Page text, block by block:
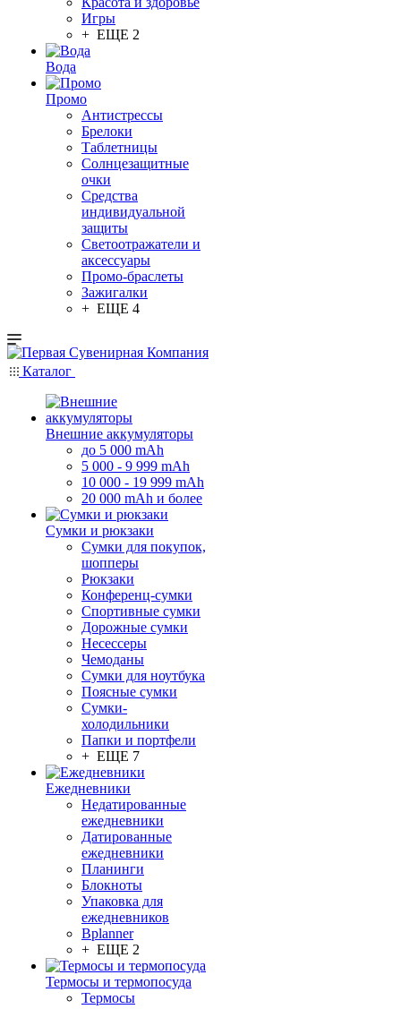
Игры
+ ЕЩЕ 2
Вода
Промо
Антистрессы
Брелоки
Таблетницы
Солнцезащитные
очки
Средства
индивидуальной
защиты
Светоотражатели и
аксессуары
Промо-браслеты
Зажигалки
+ ЕЩЕ 4
Каталог
Внешние аккумуляторы
до 5 000 mAh
5 000 - 9 999 mAh
10 000 - 19 999 mAh
20 000 mAh и более
Сумки и рюкзаки
Сумки для покупок,
шопперы
Рюкзаки
Конференц-сумки
Спортивные сумки
Дорожные сумки
Несессеры
Чемоданы
Сумки для ноутбука
Поясные сумки
Сумки-
холодильники
Папки и портфели
+ ЕЩЕ 7
Ежедневники
Недатированные
ежедневники
Датированные
ежедневники
Планинги
Блокноты
Упаковка для
ежедневников
Bplanner
+ ЕЩЕ 2
Термосы и термопосуда
Термосы